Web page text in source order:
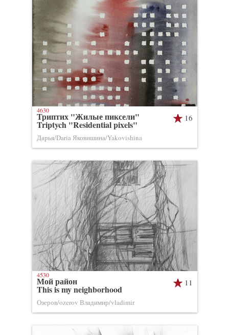
16
Триптих "Жилые пиксели"
Triptych "Residential pixels"
Дарья/Daria Яковишина/Yakovishina
4630
11
Мой район
This is my neighborhood
Озеров/ozerov Владимир/vladimir
4530